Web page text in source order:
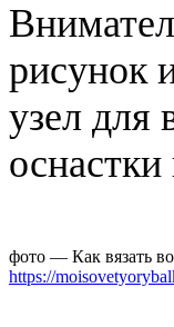
рисунок
узел для
фото — Как вязать
https://